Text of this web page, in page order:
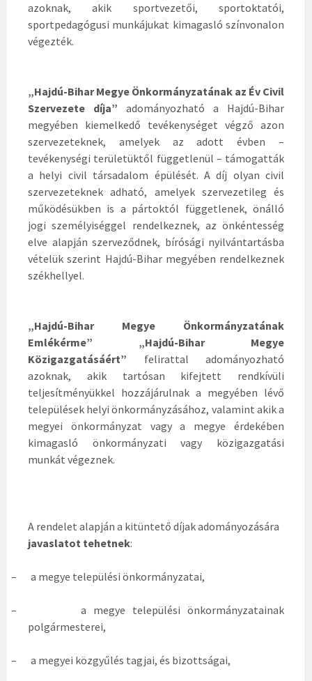
azoknak, akik sportvezetői, sportoktatói,
sportpedagógusi munkájukat kimagasló színvonalon
végezték.
„Hajdú-Bihar Megye Önkormányzatának az Év Civil
Szervezete díja” adományozható a Hajdú-Bihar
megyében kiemelkedő tevékenységet végző azon
szervezeteknek, amelyek az adott évben –
tevékenységi területüktől függetlenül – támogatták
a helyi civil társadalom épülését. A díj olyan civil
szervezeteknek adható, amelyek szervezetileg és
működésükben is a pártoktól függetlenek, önálló
jogi személyiséggel rendelkeznek, az önkéntesség
elve alapján szerveződnek, bírósági nyilvántartásba
vételük szerint Hajdú-Bihar megyében rendelkeznek
székhellyel.
„Hajdú-Bihar Megye Önkormányzatának
Emlékérme” „Hajdú-Bihar Megye
Közigazgatásáért” felirattal adományozható
azoknak, akik tartósan kifejtett rendkívüli
teljesítményükkel hozzájárulnak a megyében lévő
települések helyi önkormányzásához, valamint akik a
megyei önkormányzat vagy a megye érdekében
kimagasló önkormányzati vagy közigazgatási
munkát végeznek.
A rendelet alapján a kitüntető díjak adományozására
javaslatot tehetnek:
– a megye települési önkormányzatai,
–
a megye települési önkormányzatainak
polgármesterei,
– a megyei közgyűlés tagjai, és bizottságai,